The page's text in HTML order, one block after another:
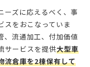
ーズに応えるべく、事
スをおこなっていま
、流通加工、付加価値
サービスを提供大型車
流倉庫を2棟保有して